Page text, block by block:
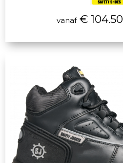
vanaf€ 104.50